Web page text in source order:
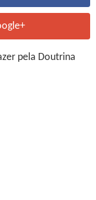
pela Doutrina